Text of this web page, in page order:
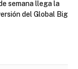
semana llega la
del Global Big